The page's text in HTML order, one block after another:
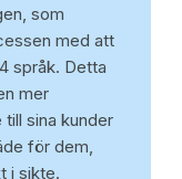
som
med att
språk. Detta
mer
sina kunder
för dem,
i sikte.